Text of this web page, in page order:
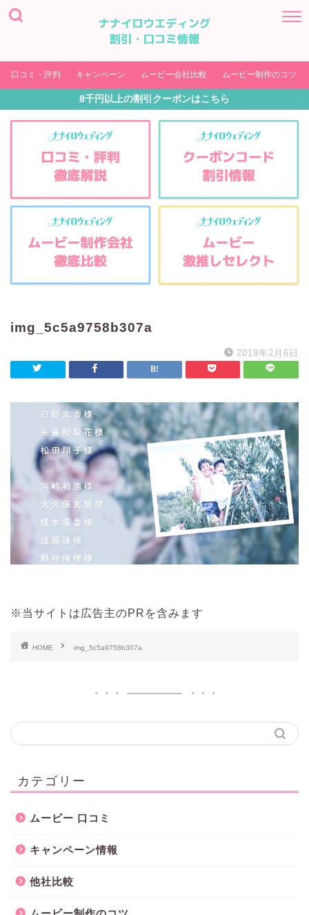
口コミ・評判 キャンペーン ムービー会社比較 ムービー制作のコツ
8千円以上の割引クーポンはこちら
img_5c5a9758b307a
2019年2月6日
※当サイトは広告主のPRを含みます
HOME img_5c5a9758b307a
カテゴリー
ムービー 口コミ
キャンペーン情報
他社比較